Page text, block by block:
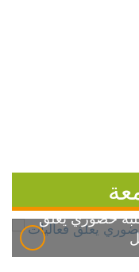
خضوري يعلق